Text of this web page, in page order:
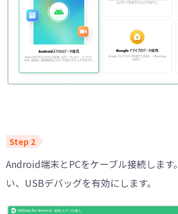
Android端末とPCをケーブル接続します
い、USBデバッグを有効にします。